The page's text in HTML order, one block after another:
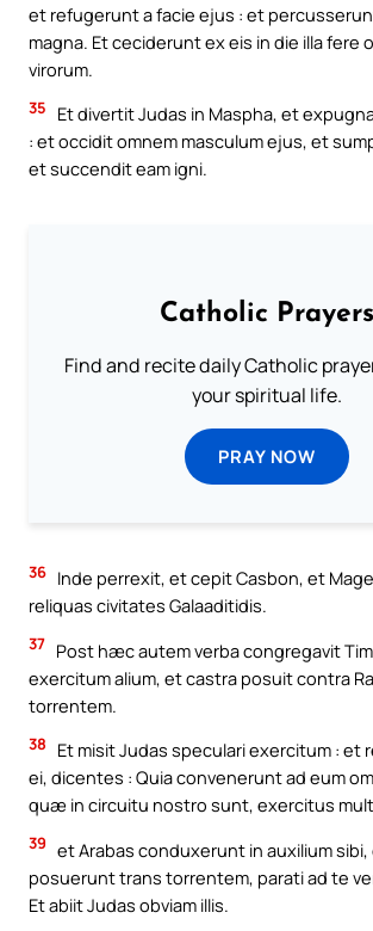
et refugerunt a facie ejus : et
magna. Et ceciderunt ex eis in die illa fere
virorum.
35
Et divertit Judas in Maspha, et
: et occidit omnem masculum ejus, et
et succendit eam igni.
Catholic Prayers
Find and recite daily Catholic
your spiritual life.
PRAY NOW
36 Inde perrexit, et cepit Casbon, et
reliquas civitates Galaaditidis.
37 Post hæc autem verba congregavit
exercitum alium, et castra posuit contra
torrentem.
38
Et misit Judas speculari exercitum : et
ei, dicentes : Quia convenerunt ad eum
quæ in circuitu nostro sunt, exercitus
39 et Arabas conduxerunt in auxilium
posuerunt trans torrentem, parati ad te
Et abiit Judas obviam illis.